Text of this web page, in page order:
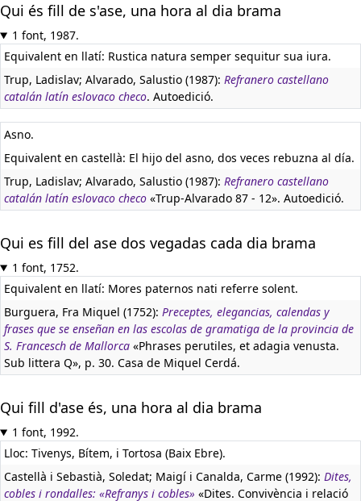
Qui és fill de s'ase, una hora al dia brama
1 font, 1987.
Equivalent en llatí: Rustica natura semper sequitur sua iura.
Trup, Ladislav; Alvarado, Salustio (1987): Refranero castellano
catalán latín eslovaco checo. Autoedició.
Asno.
Equivalent en castellà: El hijo del asno, dos veces rebuzna al día.
Trup, Ladislav; Alvarado, Salustio (1987): Refranero castellano
catalán latín eslovaco checo «Trup-Alvarado 87 - 12». Autoedició.
Qui es fill del ase dos vegadas cada dia brama
1 font, 1752.
Equivalent en llatí: Mores paternos nati referre solent.
Burguera, Fra Miquel (1752): Preceptes, elegancias, calendas y
frases que se enseñan en las escolas de gramatiga de la provincia de
S. Francesch de Mallorca «Phrases perutiles, et adagia venusta.
Sub littera Q», p. 30. Casa de Miquel Cerdá.
Qui fill d'ase és, una hora al dia brama
1 font, 1992.
Lloc: Tivenys, Bítem, i Tortosa (Baix Ebre).
Castellà i Sebastià, Soledat; Maigí i Canalda, Carme (1992): Dites,
cobles i rondalles: «Refranys i cobles» «Dites. Convivència i relació